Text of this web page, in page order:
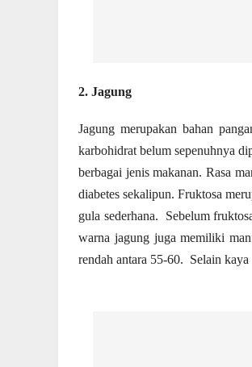
2. Jagung
Jagung merupakan bahan
karbohidrat belum sepenuhnya
berbagai jenis makanan. Rasa
diabetes sekalipun. Fruktosa
gula sederhana. Sebelum
warna jagung juga memiliki
rendah antara 55-60. Selain